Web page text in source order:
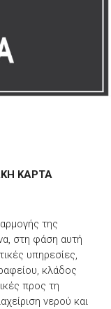
ΚΑΡΤΑ
της
στη φάση αυτή
υπηρεσίες,
κλάδος
προς τη
νερού και